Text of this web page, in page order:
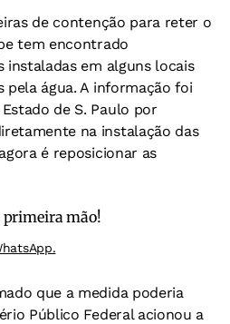
de contenção para reter o
tem encontrado
instaladas em alguns locais
água. A informação foi
de S. Paulo por
na instalação das
é reposicionar as
primeira mão!
que a medida poderia
Público Federal acionou a